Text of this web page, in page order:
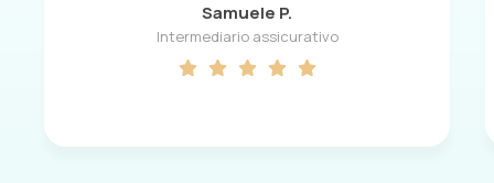
Samuele P.
Intermediario assicurativo